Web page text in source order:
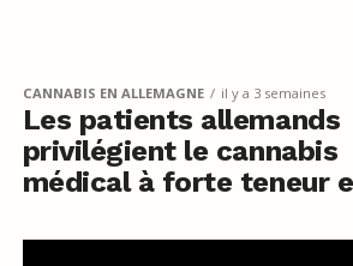
CANNABIS EN ALLEMAGNE il y a 3 semaines
Les patients allemands
privilégient le cannabis
médical à forte teneur